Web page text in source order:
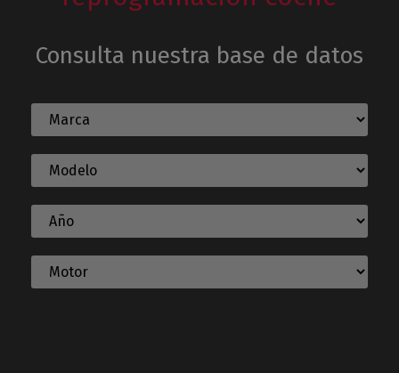
Consulta nuestra base de datos